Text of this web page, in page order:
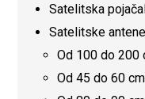
Satelitska
Satelitske antene
Od 100 do 200
Od 45 do 60 cm